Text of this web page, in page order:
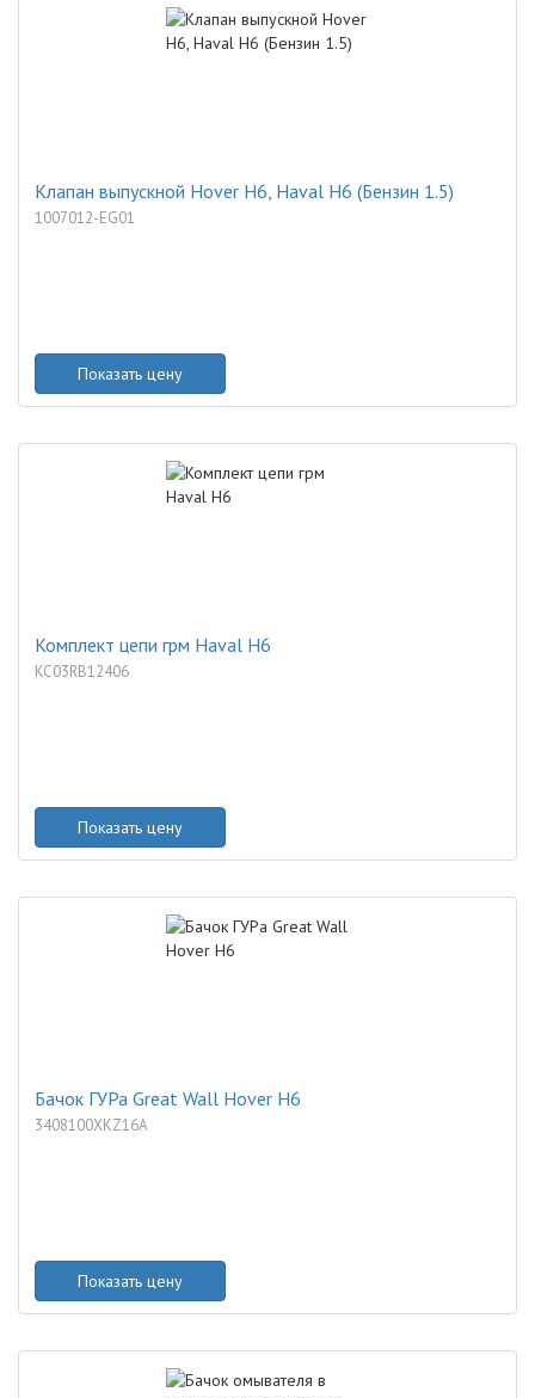
Клапан выпускной Hover H6, Haval H6 (Бензин 1.5)
1007012-EG01
Показать цену
Комплект цепи грм Haval H6
KC03RB12406
Показать цену
Бачок ГУРа Great Wall Hover H6
3408100XKZ16A
Показать цену